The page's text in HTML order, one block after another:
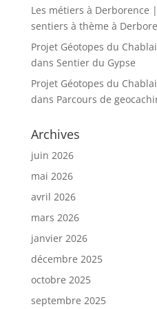
Les métiers à Derborence
sentiers à thème à
Projet Géotopes du
dans Sentier du Gypse
Projet Géotopes du
dans Parcours de
Archives
juin 2026
mai 2026
avril 2026
mars 2026
janvier 2026
décembre 2025
octobre 2025
septembre 2025